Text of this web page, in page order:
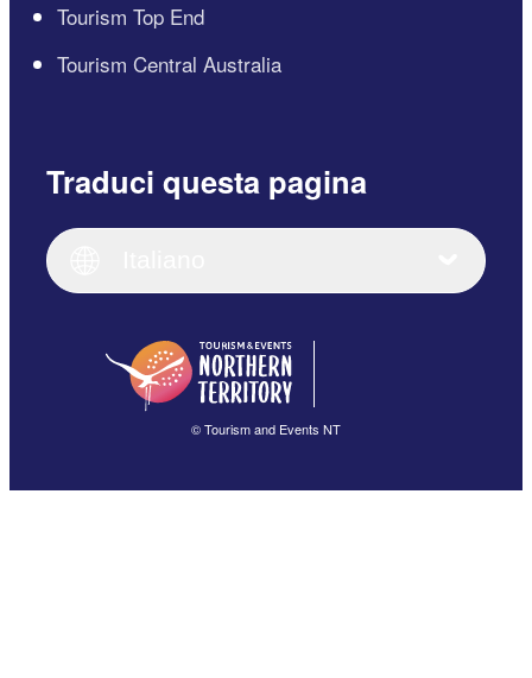
Tourism Top End
Tourism Central Australia
Traduci questa pagina
English
(Singapore)
繁體中文
© Tourism and Events NT